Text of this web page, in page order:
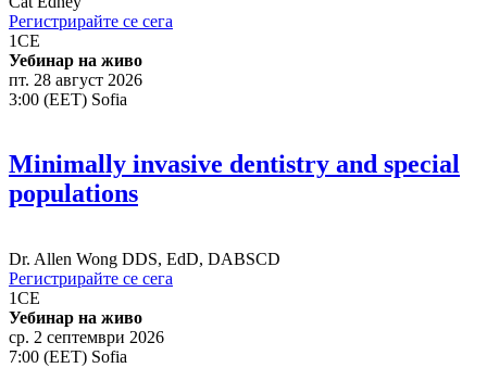
Регистрирайте се сега
1CE
Уебинар на живо
пт. 28 август 2026
3:00 (EET) Sofia
Minimally invasive dentistry and special
populations
Dr. Allen Wong DDS, EdD, DABSCD
Регистрирайте се сега
1CE
Уебинар на живо
ср. 2 септември 2026
7:00 (EET) Sofia